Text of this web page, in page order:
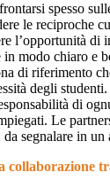
spesso
le reciproche
l’opportunità di
in modo chiaro e
di riferimento
degli
di
Le
segnalare in un
collaborazione